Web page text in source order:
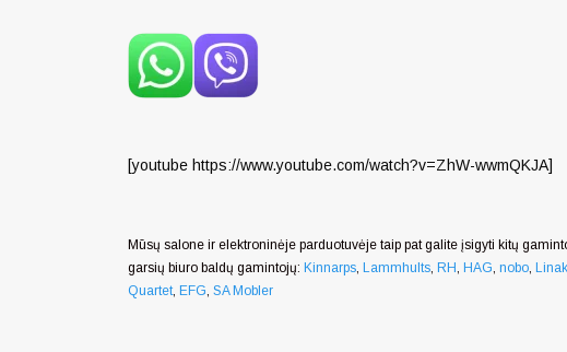
[youtube https://www.youtube.com/watch?v=ZhW-wwmQKJA]
Mūsų salone ir elektroninėje parduotuvėje taip pat galite įsigyti kitų
garsių biuro baldų gamintojų: Kinnarps, Lammhults, RH, HAG, nobo, Linak
Quartet, EFG, SA Mobler